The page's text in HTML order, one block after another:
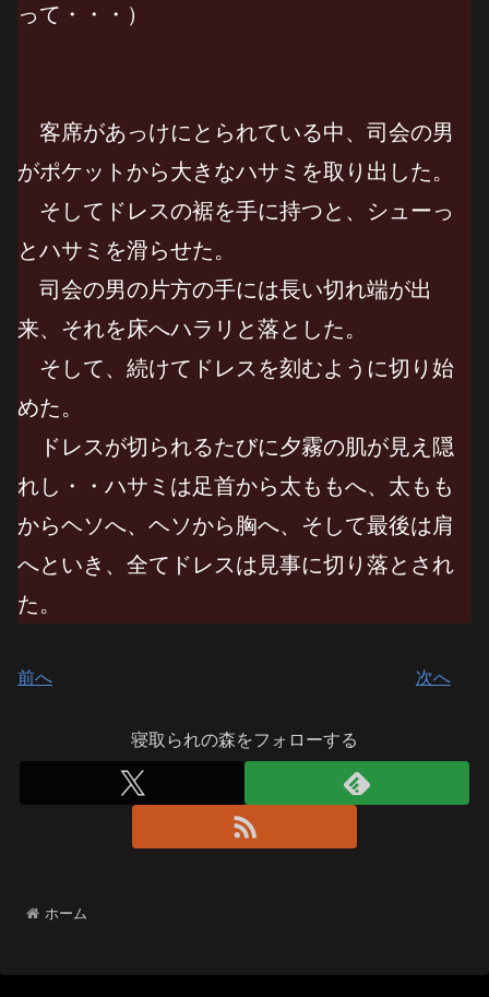
って・・・）
客席があっけにとられている中、司会の男
がポケットから大きなハサミを取り出した。
そしてドレスの裾を手に持つと、シューっ
とハサミを滑らせた。
司会の男の片方の手には長い切れ端が出
来、それを床へハラリと落とした。
そして、続けてドレスを刻むように切り始
めた。
ドレスが切られるたびに夕霧の肌が見え隠
れし・・ハサミは足首から太ももへ、太もも
からヘソへ、ヘソから胸へ、そして最後は肩
へといき、全てドレスは見事に切り落とされ
た。
前へ 次へ
寝取られの森をフォローする
ホーム